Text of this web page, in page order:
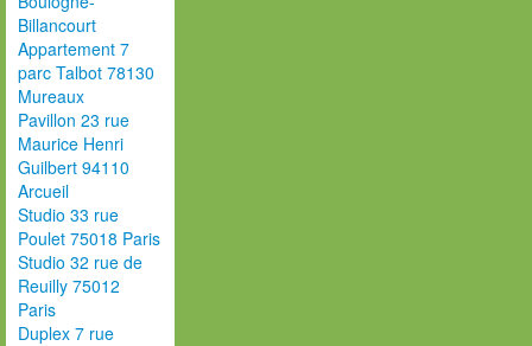
Billancourt
Appartement 7
parc Talbot 78130
Mureaux
Pavillon 23 rue
Maurice Henri
Guilbert 94110
Arcueil
Studio 33 rue
Poulet 75018 Paris
Studio 32 rue de
Reuilly 75012
Paris
Duplex 7 rue